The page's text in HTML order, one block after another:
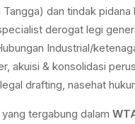
Tangga) dan tindak
derogat legi
Industrial/
akuisi & konsolidasi
drafting, nasehat
tergabung dalam